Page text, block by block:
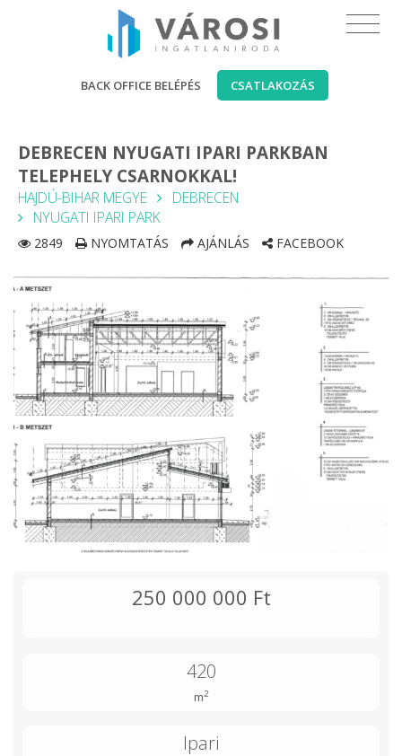
BACK OFFICE BELÉPÉS CSATLAKOZÁS
DEBRECEN NYUGATI IPARI PARKBAN
TELEPHELY CSARNOKKAL!
HAJDÚ-BIHAR MEGYE
DEBRECEN
NYUGATI IPARI PARK
2849 NYOMTATÁS AJÁNLÁS FACEBOOK
250 000 000 Ft
420
m2
Ipari